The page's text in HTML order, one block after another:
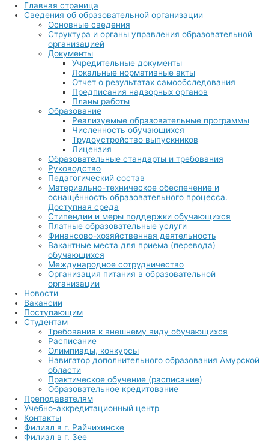
Главная страница
Сведения об образовательной организации
Основные сведения
Структура и органы управления образовательной
организацией
Документы
Учредительные документы
Локальные нормативные акты
Отчет о результатах самообследования
Предписания надзорных органов
Планы работы
Образование
Реализуемые образовательные программы
Численность обучающихся
Трудоустройство выпускников
Лицензия
Образовательные стандарты и требования
Руководство
Педагогический состав
Материально-техническое обеспечение и
оснащённость образовательного процесса.
Доступная среда
Стипендии и меры поддержки обучающихся
Платные образовательные услуги
Финансово-хозяйственная деятельность
Вакантные места для приема (перевода)
обучающихся
Международное сотрудничество
Организация питания в образовательной
организации
Новости
Вакансии
Поступающим
Студентам
Требования к внешнему виду обучающихся
Расписание
Олимпиады, конкурсы
Навигатор дополнительного образования Амурской
области
Практическое обучение (расписание)
Образовательное кредитование
Преподавателям
Учебно-аккредитационный центр
Контакты
Филиал в г. Райчихинске
Филиал в г. Зее